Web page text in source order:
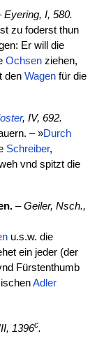
Eyering, I, 580.
zu foderst thun
Er will die
Ochsenziehen,
den Wagenfür die
, IV, 692.
– »Durch
Schreiber,
vnd spitzt die
–Geiler, Nsch.,
u.s.w. die
ein jeder (der
Fürstenthumb
Adler
1396c.